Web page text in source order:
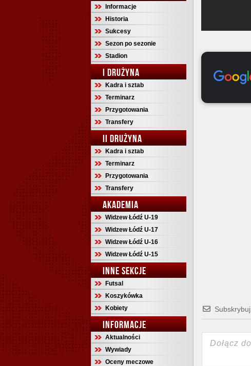
Informacje
Historia
Sukcesy
Sezon po sezonie
Stadion
I DRUŻYNA
Kadra i sztab
Terminarz
Przygotowania
Transfery
II DRUŻYNA
Kadra i sztab
Terminarz
Przygotowania
Transfery
AKADEMIA
Widzew Łódź U-19
Widzew Łódź U-17
Widzew Łódź U-16
Widzew Łódź U-15
INNE SEKCJE
Futsal
Koszykówka
Kobiety
INFORMACJE
Aktualności
Wywiady
Oceny meczowe
Subskrybuj